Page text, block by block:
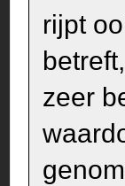
rijpt
zeer